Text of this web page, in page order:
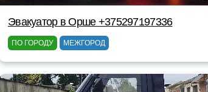
Эвакуатор в Орше +375297197336
ПО ГОРОДУ МЕЖГОРОД